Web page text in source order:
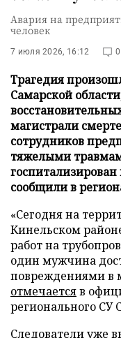
Авария на
человек
7 июля 2026, 16:12 0
Трагедия
Самарской
магистрали
сотрудников
тяжелыми
сообщили в
«Сегодня на
Кинельском
работ на
один мужчина
повреждениями в
отмечаетсяв
регионального СУ
Следователи уже